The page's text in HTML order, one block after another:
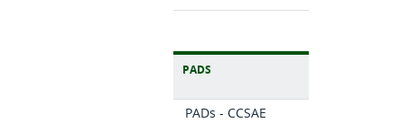
PADS
PADs - CCSAE